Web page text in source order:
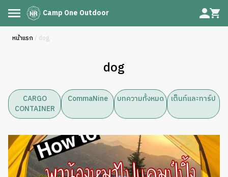
Camp One Outdoor
หน้าแรก / dog
dog
CARGO
CONTAINER
CommaNine บทความทั้งหมด เต็นท์และทาร์ป